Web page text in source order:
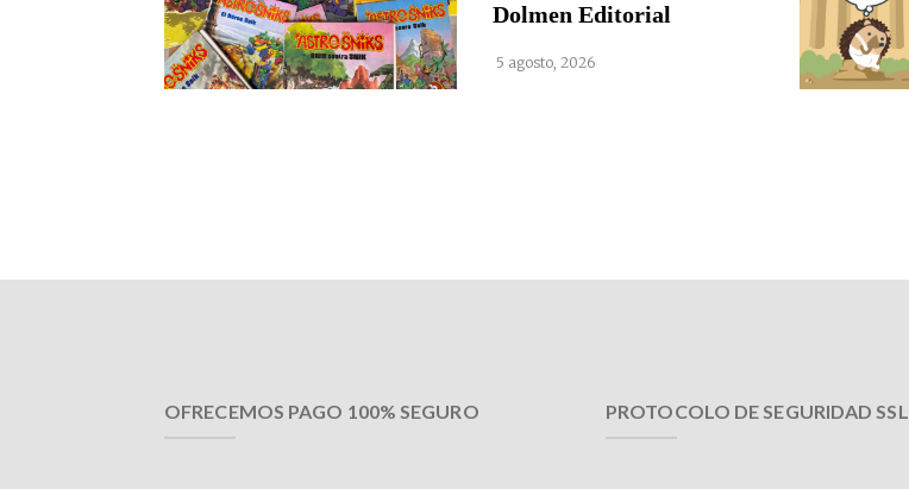
Dolmen Editorial
5 agosto, 2026
OFRECEMOS PAGO 100% SEGURO PROTOCOLO DE SEGURIDAD SSL